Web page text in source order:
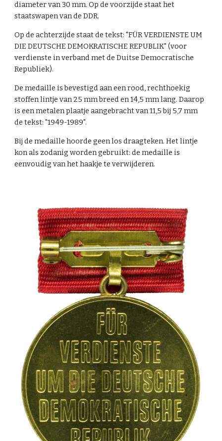
diameter van 30 mm. Op de voorzijde staat het
staatswapen van de DDR.
Op de achterzijde staat de tekst: "FÜR VERDIENSTE UM
DIE DEUTSCHE DEMOKRATISCHE REPUBLIK" (voor
verdienste in verband met de Duitse Democratische
Republiek).
De medaille is bevestigd aan een rood, rechthoekig
stoffen lintje van 25 mm breed en 14,5 mm lang. Daarop
is een metalen plaatje aangebracht van 11,5 bij 5,7 mm
de tekst: "1949-1989".
Bij de medaille hoorde geen los draagteken. Het lintje
kon als zodanig worden gebruikt: de medaille is
eenvoudig van het haakje te verwijderen.